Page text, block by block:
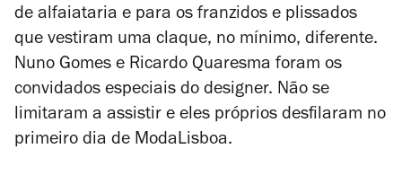
de alfaiataria e para os franzidos e plissados
que vestiram uma claque, no mínimo, diferente.
Nuno Gomes e Ricardo Quaresma foram os
convidados especiais do designer. Não se
limitaram a assistir e eles próprios desfilaram no
primeiro dia de ModaLisboa.